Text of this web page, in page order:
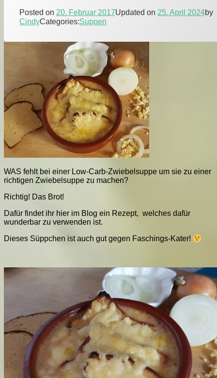
Posted on 20. Februar 2017Updated on 25. April 2024by
CindyCategories:Suppen
WAS fehlt bei einer Low-Carb-Zwiebelsuppe um sie zu einer
richtigen Zwiebelsuppe zu machen?
Richtig! Das Brot!
Dafür findet ihr hier im Blog ein Rezept, welches dafür
wunderbar zu verwenden ist.
Dieses Süppchen ist auch gut gegen Faschings-Kater!